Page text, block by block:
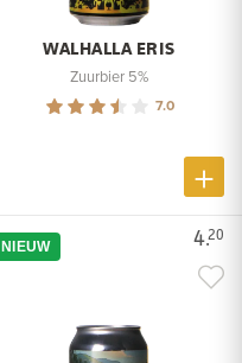
WALHALLA ERIS
Zuurbier 5%
7.0
4.20
NIEUW